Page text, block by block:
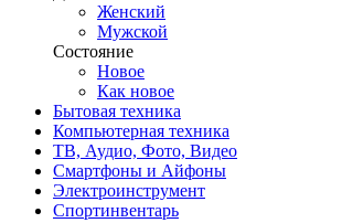
Женский
Мужской
Состояние
Новое
Как новое
Бытовая техника
Компьютерная техника
ТВ, Аудио, Фото, Видео
Смартфоны и Айфоны
Электроинструмент
Спортинвентарь